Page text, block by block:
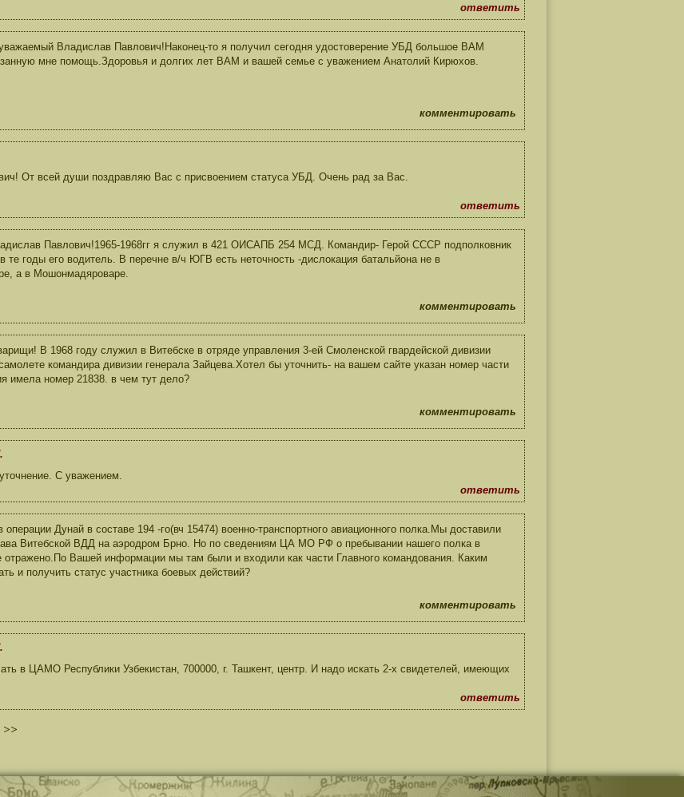
ответить
Владислав Павлович!Наконец-то я получил сегодня удостоверение УБД большое ВАМ
мне помощь.Здоровья и долгих лет ВАМ и вашей семье с уважением Анатолий Кирюхов.
комментировать
От всей души поздравляю Вас с присвоением статуса УБД. Очень рад за Вас.
ответить
Павлович!1965-1968гг я служил в 421 ОИСАПБ 254 МСД. Командир- Герой СССР подполковник
те годы его водитель. В перечне в/ч ЮГВ есть неточность -дислокация батальйона не в
а в Мошонмадяроваре.
комментировать
В 1968 году служил в Витебске в отряде управления 3-ей Смоленской гвардейской дивизии
командира дивизии генерала Зайцева.Хотел бы уточнить- на вашем сайте указан номер части
имела номер 21838. в чем тут дело?
комментировать
С уважением.
ответить
операции Дунай в составе 194 -го(вч 15474) военно-транспортного авиационного полка.Мы доставили
Витебской ВДД на аэродром Брно. Но по сведениям ЦА МО РФ о пребывании нашего полка в
Вашей информации мы там были и входили как части Главного командования. Каким
и получить статус участника боевых действий?
комментировать
в ЦАМО Республики Узбекистан, 700000, г. Ташкент, центр. И надо искать 2-х свидетелей, имеющих
ответить
>>